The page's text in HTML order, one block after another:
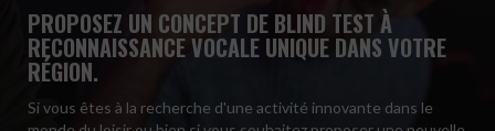
PROPOSEZ UN CONCEPT DE BLIND TEST À
RECONNAISSANCE VOCALE UNIQUE DANS VOTRE
RÉGION.
Si vous êtes à la recherche d'une activité innovante dans le